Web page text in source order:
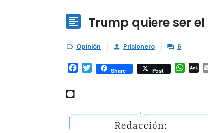
 Trump quiere ser
 Opinión  Prisionero  6
Facebook
TwitterShare Post
◘